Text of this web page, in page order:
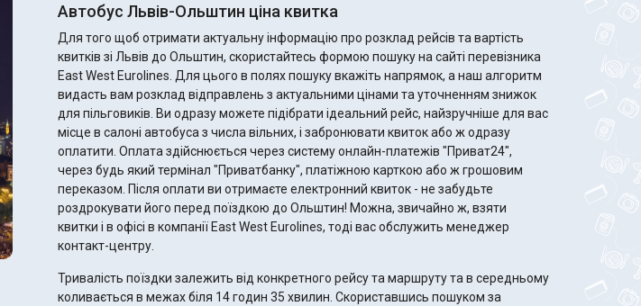
Автобус Львів-Ольштин ціна квитка
Для того щоб отримати актуальну інформацію про розклад рейсів та вартість
квитків зі Львів до Ольштин, скористайтесь формою пошуку на сайті перевізника
East West Eurolines. Для цього в полях пошуку вкажіть напрямок, а наш алгоритм
видасть вам розклад відправлень з актуальними цінами та уточненням знижок
для пільговиків. Ви одразу можете підібрати ідеальний рейс, найзручніше для вас
місце в салоні автобуса з числа вільних, і забронювати квиток або ж одразу
оплатити. Оплата здійснюється через систему онлайн-платежів "Приват24",
через будь який термінал "Приватбанку", платіжною карткою або ж грошовим
переказом. Після оплати ви отримаєте електронний квиток - не забудьте
роздрокувати його перед поїздкою до Ольштин! Можна, звичайно ж, взяти
квитки і в офісі в компанії East West Eurolines, тоді вас обслужить менеджер
контакт-центру.
Тривалість поїздки залежить від конкретного рейсу та маршруту та в середньому
коливається в межах біля 14 годин 35 хвилин. Скориставшись пошуком за